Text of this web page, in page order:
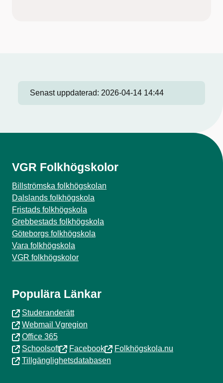
Senast uppdaterad: 2026-04-14 14:44
VGR Folkhögskolor
Billströmska folkhögskolan
Dalslands folkhögskola
Fristads folkhögskola
Grebbestads folkhögskola
Göteborgs folkhögskola
Vara folkhögskola
VGR folkhögskolor
Populära Länkar
Studeranderätt
Webmail Vgregion
Office 365
Schoolsoft
Facebook
Folkhögskola.nu
Tillgänglighetsdatabasen